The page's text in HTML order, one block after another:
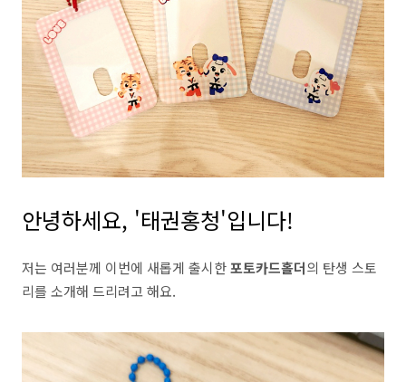
안녕하세요, '태권홍청'입니다!
저는 여러분께 이번에 새롭게 출시한포토카드홀더의 탄생 스토
리를 소개해 드리려고 해요.